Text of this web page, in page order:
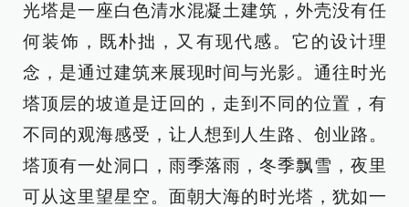
光塔是一座白色清水混凝土建筑，外壳没有任
何装饰，既朴拙，又有现代感。它的设计理
念，是通过建筑来展现时间与光影。通往时光
塔顶层的坡道是迂回的，走到不同的位置，有
不同的观海感受，让人想到人生路、创业路。
塔顶有一处洞口，雨季落雨，冬季飘雪，夜里
可从这里望星空。面朝大海的时光塔，犹如一